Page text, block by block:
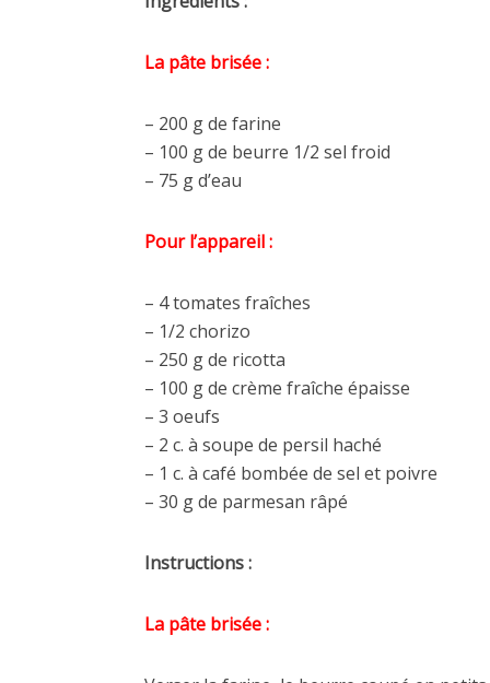
La pâte brisée :
– 200 g de farine
– 100 g de beurre 1/2 sel froid
– 75 g d’eau
Pour l’appareil :
– 4 tomates fraîches
– 1/2 chorizo
– 250 g de ricotta
– 100 g de crème fraîche épaisse
– 3 oeufs
– 2 c. à soupe de persil haché
– 1 c. à café bombée de sel et poivre
– 30 g de parmesan râpé
Instructions :
La pâte brisée :